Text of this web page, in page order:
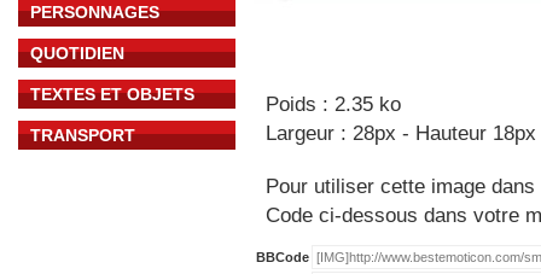
PERSONNAGES
QUOTIDIEN
TEXTES ET OBJETS
TRANSPORT
Poids : 2.35 ko
Largeur : 28px - Hauteur 18px
Pour utiliser cette image
Code ci-dessous dans votre
BBCode